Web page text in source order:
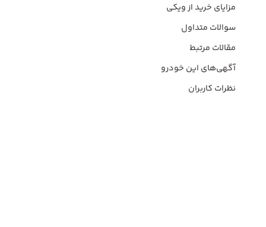
مزایای خرید از ویکی
سوالات متداول
مقالات مرتبط
آگهی‌های این خودرو
نظرات کاربران